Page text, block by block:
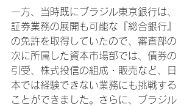
一方、当時既にブラジル東京銀行は、
証券業務の展開も可能な『総合銀行』
の免許を取得していたので、審査部の
次に所属した資本市場部では、債券の
引受、株式投信の組成・販売など、日
本では経験できない業務にも挑戦する
ことができました。さらに、ブラジル